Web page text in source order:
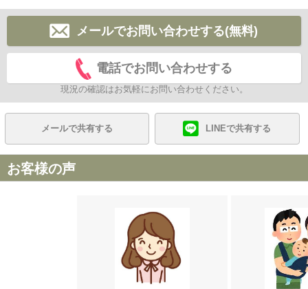
メールでお問い合わせする(無料)
電話でお問い合わせする
現況の確認はお気軽にお問い合わせください。
メールで共有する LINEで共有する
お客様の声